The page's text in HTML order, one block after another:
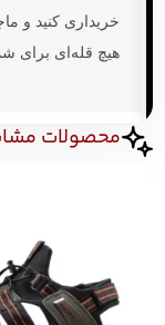
خریداری کنید و
هیچ قله‌ای برای
محصولات